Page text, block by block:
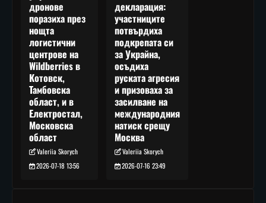
дронове
поразиха през
нощта
логистични
центрове на
Wildberries в
Котовск,
Тамбовска
област, и в
Електростал,
Московска
област
Valeriia Skorych
2026-07-18 13:56
декларация:
участниците
потвърдиха
подкрепата си
за Украйна,
осъдиха
руската агресия
и призоваха за
засилване на
международния
натиск срещу
Москва
Valeriia Skorych
2026-07-16 23:49